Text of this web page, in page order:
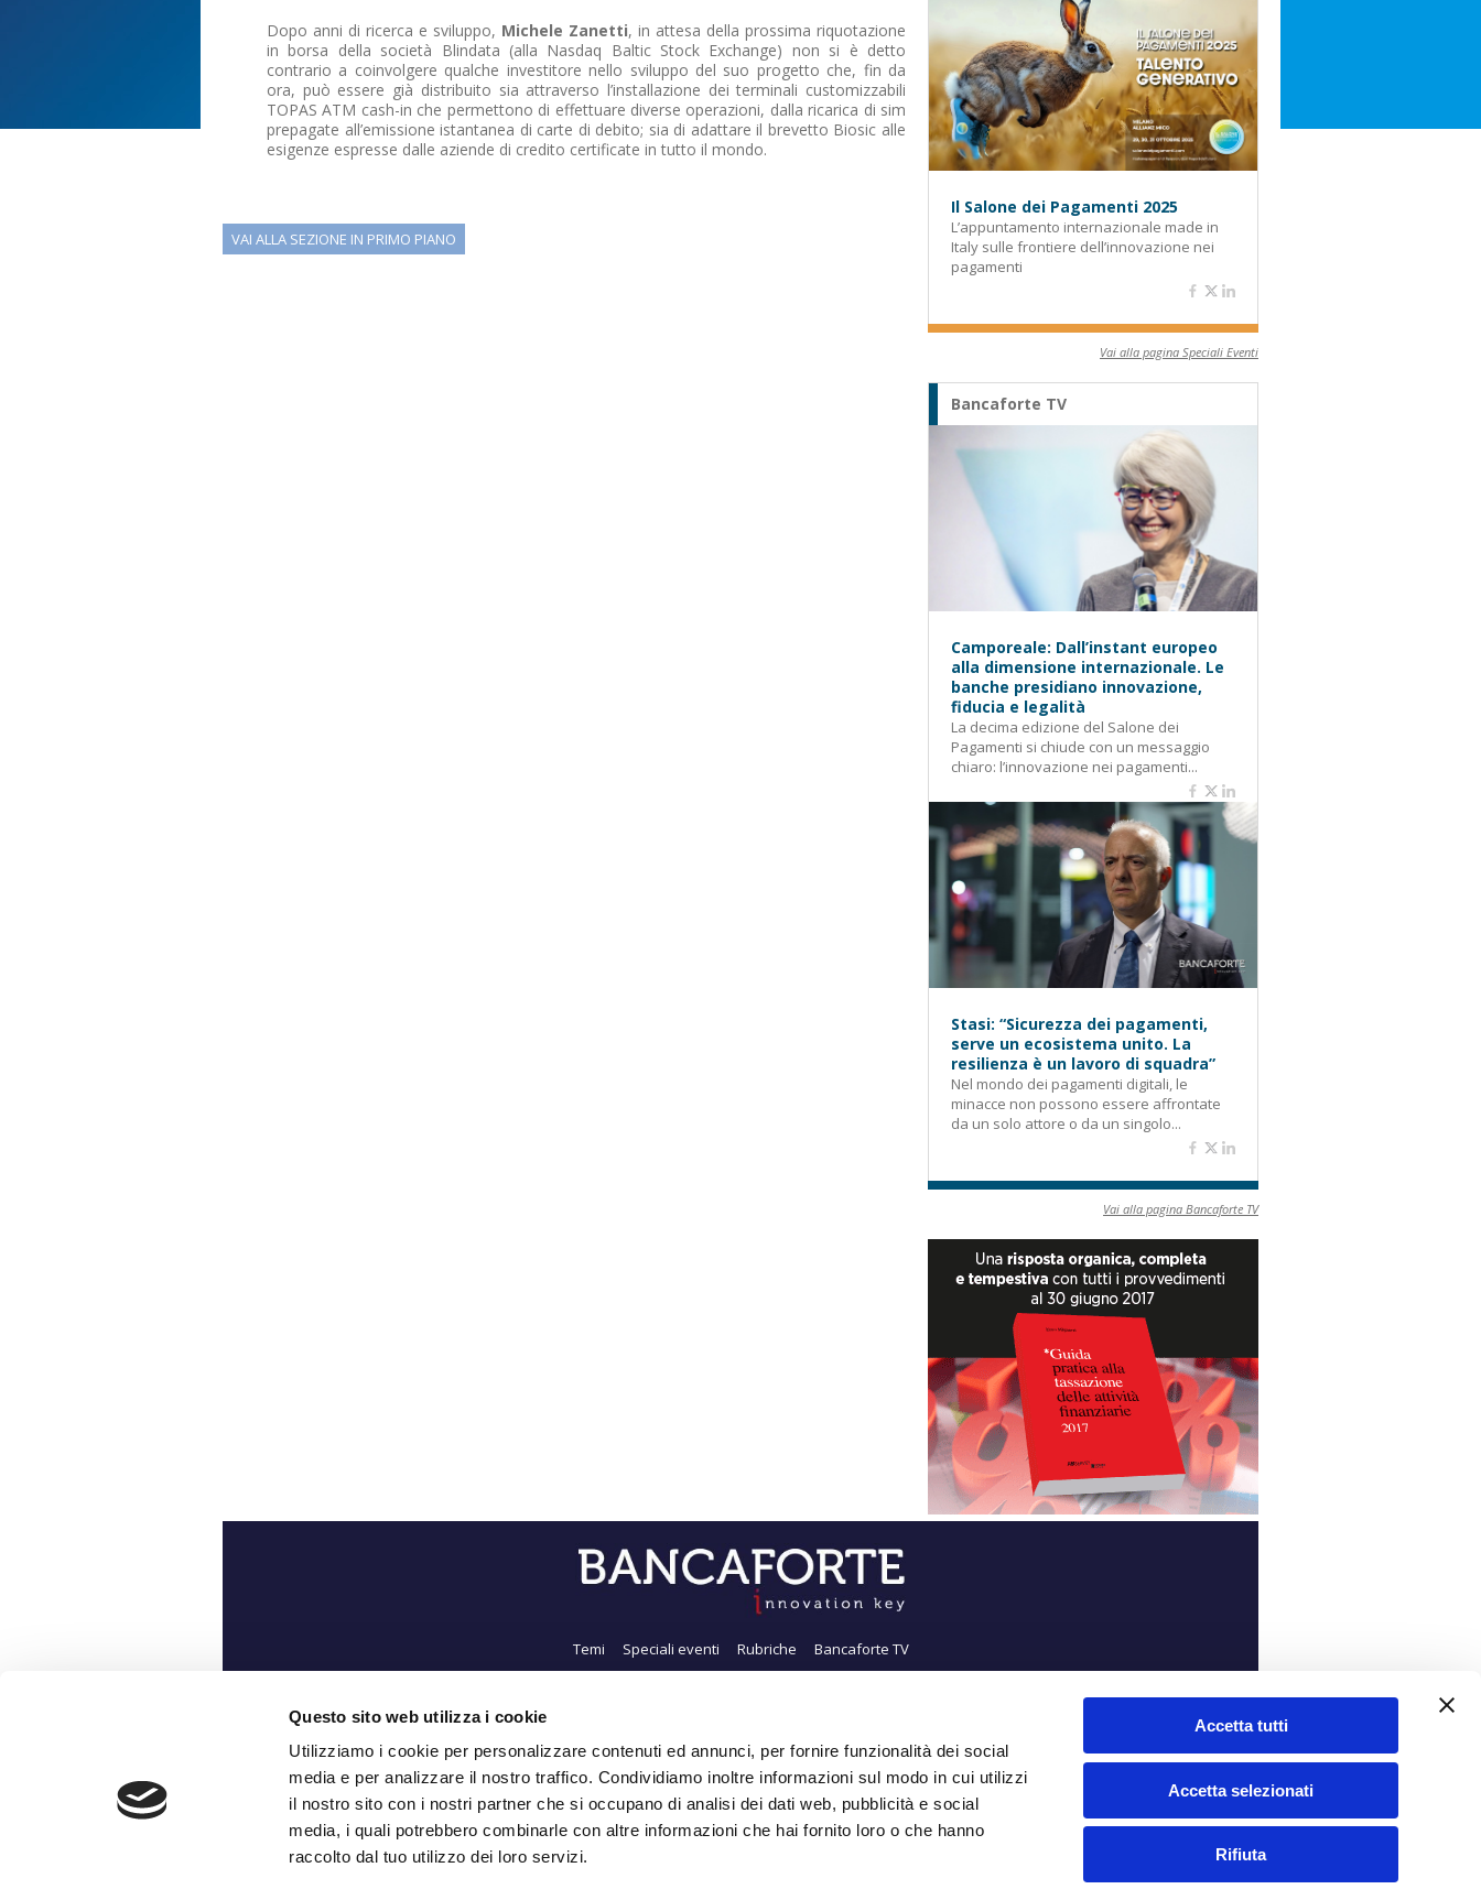
Questo sito web utilizza i cookie
Utilizziamo i cookie per personalizzare contenuti ed annunci, per fornire funzionalità dei social
media e per analizzare il nostro traffico. Condividiamo inoltre informazioni sul modo in cui utilizzi
il nostro sito con i nostri partner che si occupano di analisi dei dati web, pubblicità e social
media, i quali potrebbero combinarle con altre informazioni che hai fornito loro o che hanno
raccolto dal tuo utilizzo dei loro servizi.
Accetta tutti
Accetta selezionati
Rifiuta
Dopo anni di ricerca e sviluppo, Michele Zanetti, in attesa della prossima riquotazione
in borsa della società Blindata (alla Nasdaq Baltic Stock Exchange) non si è detto
contrario a coinvolgere qualche investitore nello sviluppo del suo progetto che, fin da
ora, può essere già distribuito sia attraverso l’installazione dei terminali customizzabili
TOPAS ATM cash-in che permettono di effettuare diverse operazioni, dalla ricarica di sim
prepagate all’emissione istantanea di carte di debito; sia di adattare il brevetto Biosic alle
esigenze espresse dalle aziende di credito certificate in tutto il mondo.
VAI ALLA SEZIONE IN PRIMO PIANO
Il Salone dei Pagamenti 2025
L’appuntamento internazionale made in
Italy sulle frontiere dell’innovazione nei
pagamenti
Vai alla pagina Speciali Eventi
Bancaforte TV
Camporeale: Dall’instant europeo
alla dimensione internazionale. Le
banche presidiano innovazione,
fiducia e legalità
La decima edizione del Salone dei
Pagamenti si chiude con un messaggio
chiaro: l’innovazione nei pagamenti...
Stasi: “Sicurezza dei pagamenti,
serve un ecosistema unito. La
resilienza è un lavoro di squadra”
Nel mondo dei pagamenti digitali, le
minacce non possono essere affrontate
da un solo attore o da un singolo...
Vai alla pagina Bancaforte TV
Temi Speciali eventi Rubriche Bancaforte TV
Chi siamo
Iscriviti alla Newsletter